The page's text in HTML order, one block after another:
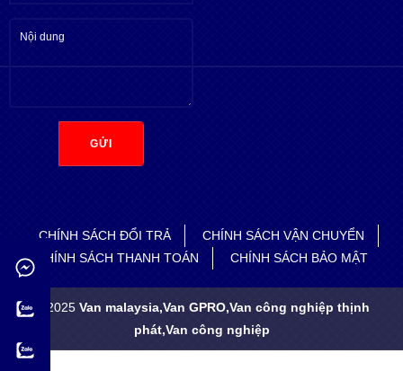
GỬI
CHÍNH SÁCH ĐỔI TRẢ
CHÍNH SÁCH VẬN CHUYỂN
CHÍNH SÁCH THANH TOÁN
CHÍNH SÁCH BẢO MẬT
© 2025 Van malaysia,Van GPRO,Van công nghiệp thịnh
phát,Van công nghiệp